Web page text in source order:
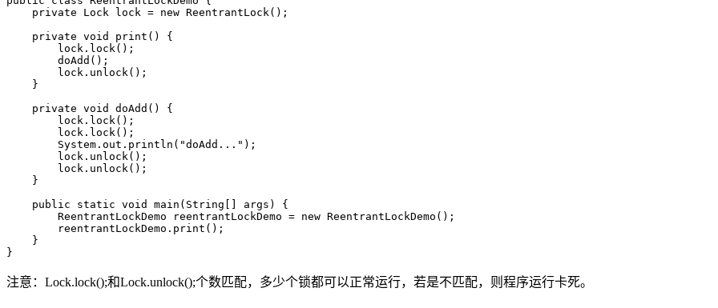
    private Lock lock = new ReentrantLock();
    private void print() {
        lock.lock();
        doAdd();
        lock.unlock();
    }
    private void doAdd() {
        lock.lock();
        lock.lock();
        System.out.println("doAdd...");
        lock.unlock();
        lock.unlock();
    }
    public static void main(String[] args) {
        ReentrantLockDemo reentrantLockDemo = new ReentrantLockDemo();
        reentrantLockDemo.print();
    }
注意：Lock.lock();和Lock.unlock();个数匹配，多少个锁都可以正常运行，若是不匹配，则程序运行卡死。